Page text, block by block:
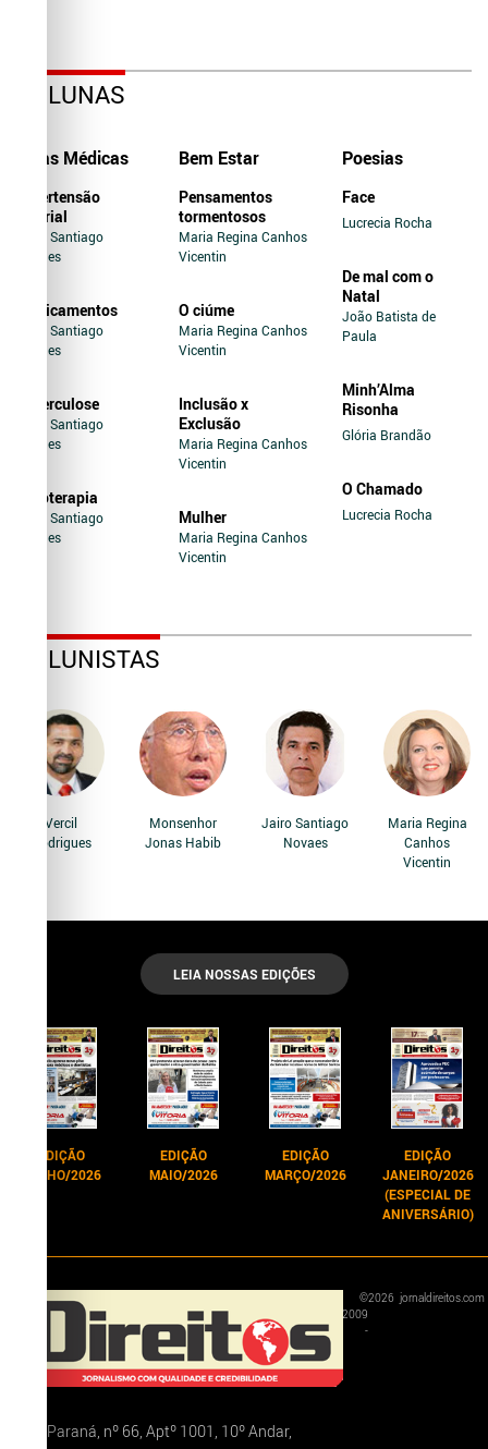
COLUNAS
Dicas Médicas
Hipertensão
Arterial
Jairo Santiago
Novaes
Medicamentos
Jairo Santiago
Novaes
Tuberculose
Jairo Santiago
Novaes
Soroterapia
Jairo Santiago
Novaes
Bem Estar
Pensamentos
tormentosos
Maria Regina Canhos
Vicentin
O ciúme
Maria Regina Canhos
Vicentin
Inclusão x
Exclusão
Maria Regina Canhos
Vicentin
Mulher
Maria Regina Canhos
Vicentin
Poesias
Face
Lucrecia Rocha
De mal com o
Natal
João Batista de
Paula
Minh’Alma
Risonha
Glória Brandão
O Chamado
Lucrecia Rocha
COLUNISTAS
Vercil
Rodrigues
Monsenhor
Jonas Habib
Jairo Santiago
Novaes
Maria Regina
Canhos
Vicentin
LEIA NOSSAS EDIÇÕES
EDIÇÃO
JUNHO/2026
EDIÇÃO
MAIO/2026
EDIÇÃO
MARÇO/2026
EDIÇÃO
JANEIRO/2026
(ESPECIAL DE
ANIVERSÁRIO)
Rua Paraná, nº 66, Aptº 1001, 10º Andar,
©
2009
-
2026 jornaldireitos.com